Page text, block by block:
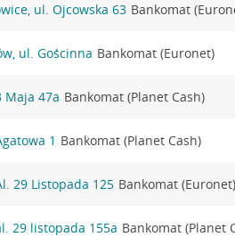
ul. Ojcowska 63 Bankomat
ul. Gościnna Bankomat (Euronet)
Maja 47a Bankomat (Planet Cash)
1 Bankomat (Planet Cash)
29 Listopada 125 Bankomat (Euronet)
29 listopada 155a Bankomat (Planet